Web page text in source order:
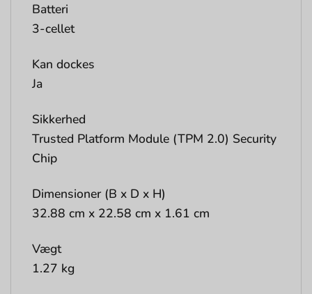
Batteri
3-cellet
Kan dockes
Ja
Sikkerhed
Trusted Platform Module (TPM 2.0) Security
Chip
Dimensioner (B x D x H)
32.88 cm x 22.58 cm x 1.61 cm
Vægt
1.27 kg